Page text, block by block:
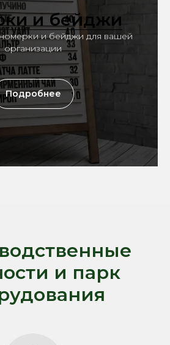
и бейджи
и бейджи для вашей
организации
Подробнее
и парк